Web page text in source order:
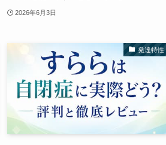
2026年6月3日
発達特性